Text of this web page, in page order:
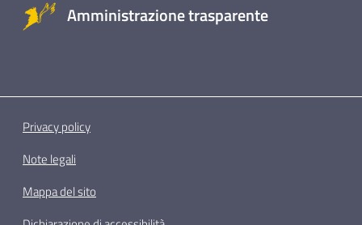
Amministrazione trasparente
Privacy policy
Note legali
Mappa del sito